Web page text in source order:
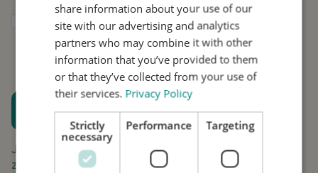
Ik geef Stil toestemming om mijn gegevens
te gebruiken voor onderzoek en
verspreiding, in overeenstemming met het
privacybeleid.*
Plan een proefpassing
Houd me op de hoogte
Jouw aanvraag is gratis en vrijblijvend. Wij gaan
zorgvuldig om met uw gegevens.
share information about your use of our
site with our advertising and analytics
partners who may combine it with other
information that you’ve provided to them
or that they’ve collected from your use of
their services. Privacy Policy
Strictly
necessary
Performance Targeting